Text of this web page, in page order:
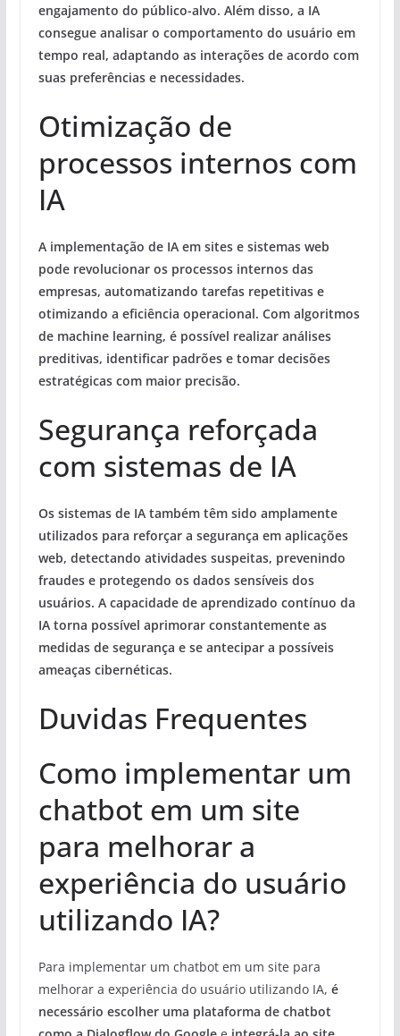
engajamento do público-alvo. Além disso, a IA
consegue analisar o comportamento do usuário em
tempo real, adaptando as interações de acordo com
suas preferências e necessidades.
Otimização de
processos internos com
IA
A implementação de IA em sites e sistemas web
pode revolucionar os processos internos das
empresas, automatizando tarefas repetitivas e
otimizando a eficiência operacional. Com algoritmos
de machine learning, é possível realizar análises
preditivas, identificar padrões e tomar decisões
estratégicas com maior precisão.
Segurança reforçada
com sistemas de IA
Os sistemas de IA também têm sido amplamente
utilizados para reforçar a segurança em aplicações
web, detectando atividades suspeitas, prevenindo
fraudes e protegendo os dados sensíveis dos
usuários. A capacidade de aprendizado contínuo da
IA torna possível aprimorar constantemente as
medidas de segurança e se antecipar a possíveis
ameaças cibernéticas.
Duvidas Frequentes
Como implementar um
chatbot em um site
para melhorar a
experiência do usuário
utilizando IA?
Para implementar um chatbot em um site para
melhorar a experiência do usuário utilizando IA, é
necessário escolher uma plataforma de chatbot